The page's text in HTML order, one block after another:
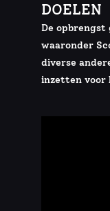
DOELEN
De opbrengst
waaronder
diverse
inzetten voor